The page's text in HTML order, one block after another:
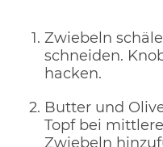
Zwiebeln
schneiden.
hacken.
Butter und
Topf bei
Zwiebeln